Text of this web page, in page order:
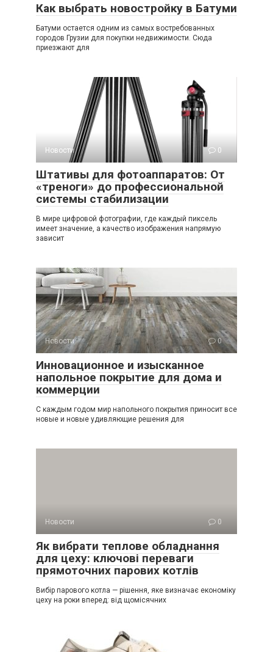
Как выбрать новостройку в Батуми
Батуми остается одним из самых востребованных
городов Грузии для покупки недвижимости. Сюда
приезжают для
Новости 0
Штативы для фотоаппаратов: От
«треноги» до профессиональной
системы стабилизации
В мире цифровой фотографии, где каждый пиксель
имеет значение, а качество изображения напрямую
зависит
Новости 0
Инновационное и изысканное
напольное покрытие для дома и
коммерции
С каждым годом мир напольного покрытия приносит все
новые и новые удивляющие решения для
Новости 0
Як вибрати теплове обладнання
для цеху: ключові переваги
прямоточних парових котлів
Вибір парового котла — рішення, яке визначає економіку
цеху на роки вперед: від щомісячних